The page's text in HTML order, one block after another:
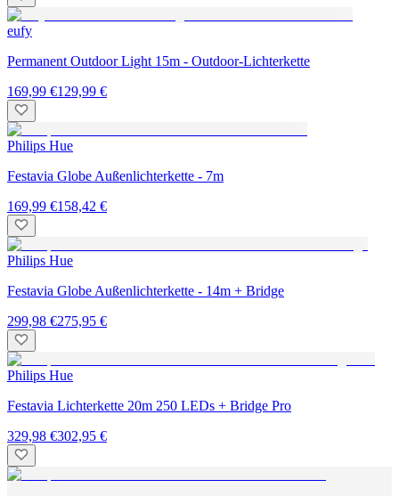
eufy
Permanent Outdoor Light 15m - Outdoor-Lichterkette
169,99 €129,99 €
Philips Hue
Festavia Globe Außenlichterkette - 7m
169,99 €158,42 €
Philips Hue
Festavia Globe Außenlichterkette - 14m + Bridge
299,98 €275,95 €
Philips Hue
Festavia Lichterkette 20m 250 LEDs + Bridge Pro
329,98 €302,95 €